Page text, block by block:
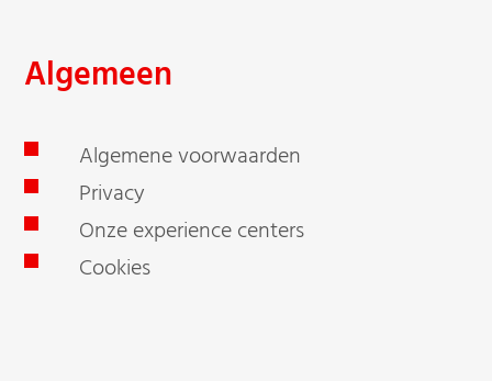
Algemeen
Algemene voorwaarden
Privacy
Onze experience centers
Cookies